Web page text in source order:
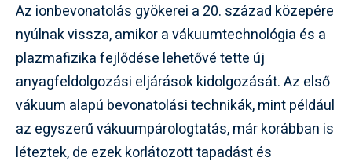
Az ionbevonatolás gyökerei a 20. század közepére
nyúlnak vissza, amikor a vákuumtechnológia és a
plazmafizika fejlődése lehetővé tette új
anyagfeldolgozási eljárások kidolgozását. Az első
vákuum alapú bevonatolási technikák, mint például
az egyszerű vákuumpárologtatás, már korábban is
léteztek, de ezek korlátozott tapadást és